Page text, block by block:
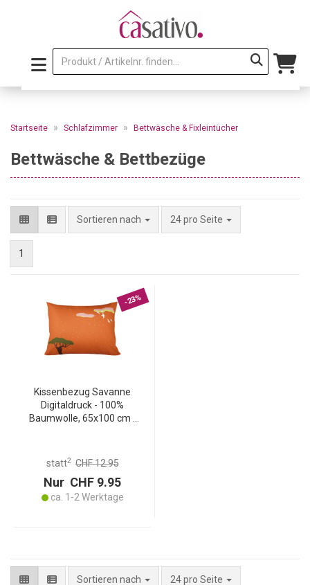
Startseite » Schlafzimmer » Bettwäsche & Fixleintücher
Bettwäsche & Bettbezüge
Sortieren nach 24 pro Seite
1
-23%
Kissenbezug Savanne
Digitaldruck - 100%
Baumwolle, 65x100 cm -
pflegeleicht & waschbar
statt2 CHF 12.95
Nur CHF 9.95
ca. 1-2 Werktage
Sortieren nach 24 pro Seite